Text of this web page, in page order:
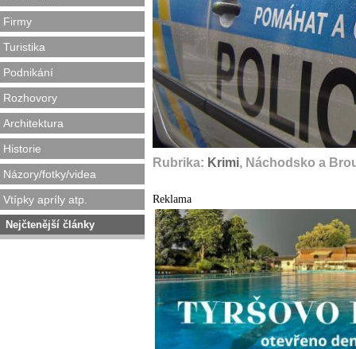
Firmy
Turistika
Podnikání
Rozhovory
Architektura
Historie
Názory/fotky/videa
Vtípky apríly atp.
Nejčtenější články
Rubrika: Krimi, Náchodsko a
Reklama